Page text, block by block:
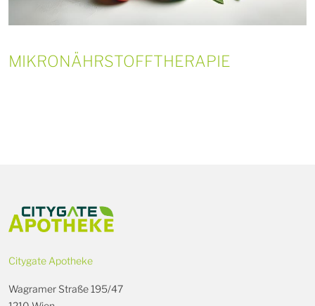
MIKRONÄHRSTOFFTHERAPIE
Citygate Apotheke
Wagramer Straße 195/47